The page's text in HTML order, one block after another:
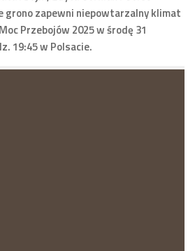
grono zapewni niepowtarzalny klimat
Przebojów 2025 w środę 31
19:45 w Polsacie.